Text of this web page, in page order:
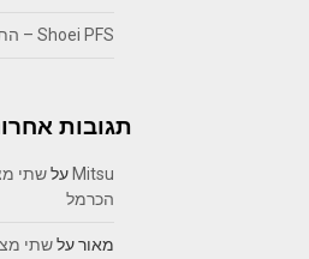
Shoei PFS – התאמה אישית לקסדה
תגובות
Mitsu עלשתי
הכרמל
מאורעלשתי